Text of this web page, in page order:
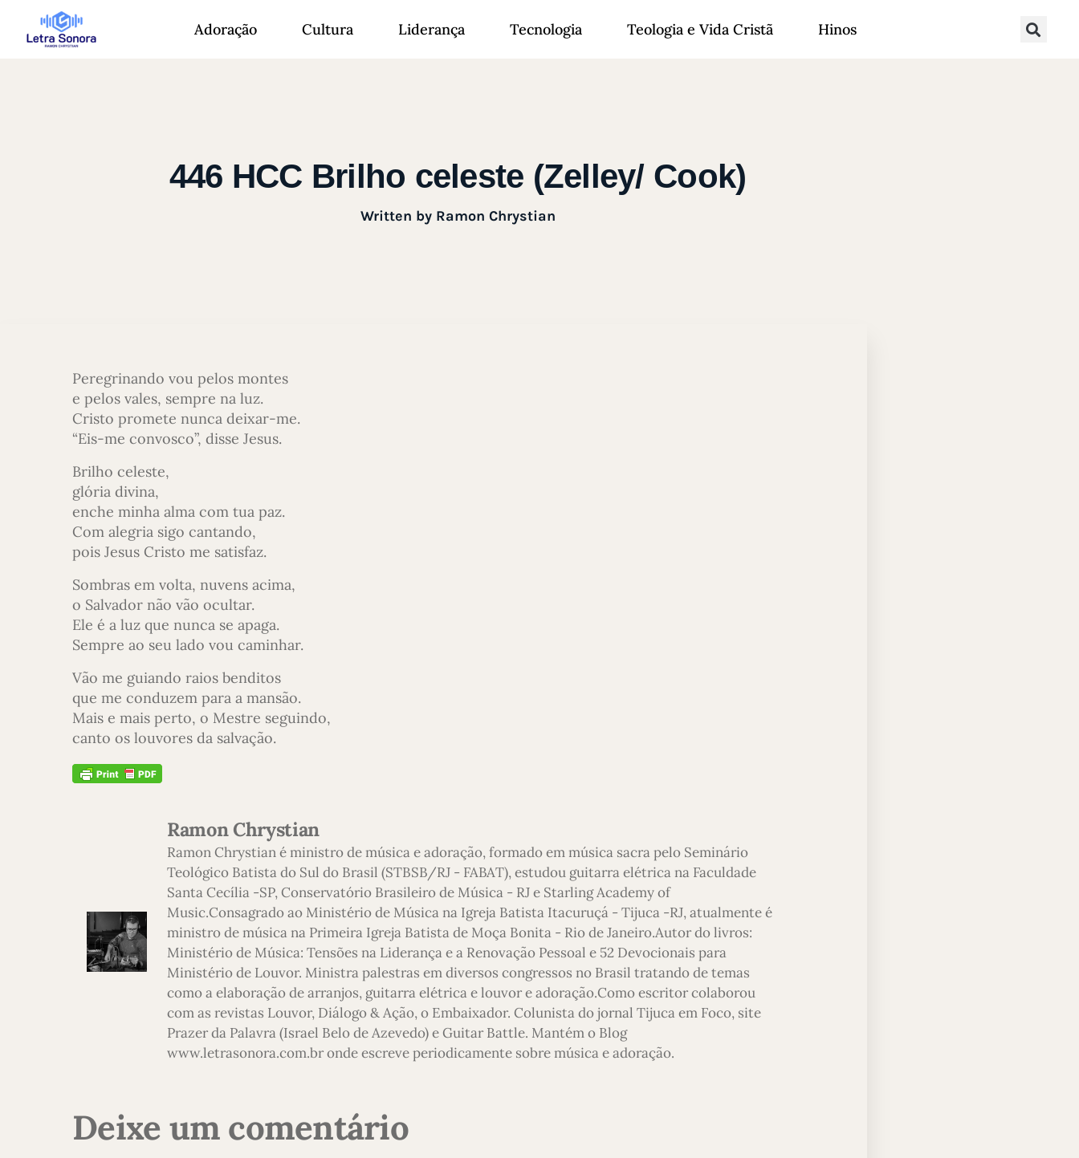
Adoração Cultura Liderança Tecnologia Teologia e Vida Cristã Hinos
446 HCC Brilho celeste (Zelley/ Cook)
Written byRamon Chrystian
Peregrinando vou pelos montes
e pelos vales, sempre na luz.
Cristo promete nunca deixar-me.
“Eis-me convosco”, disse Jesus.
Brilho celeste,
glória divina,
enche minha alma com tua paz.
Com alegria sigo cantando,
pois Jesus Cristo me satisfaz.
Sombras em volta, nuvens acima,
o Salvador não vão ocultar.
Ele é a luz que nunca se apaga.
Sempre ao seu lado vou caminhar.
Vão me guiando raios benditos
que me conduzem para a mansão.
Mais e mais perto, o Mestre seguindo,
canto os louvores da salvação.
Ramon Chrystian
Ramon Chrystian é ministro de música e adoração, formado em música sacra pelo Seminário
Teológico Batista do Sul do Brasil (STBSB/RJ - FABAT), estudou guitarra elétrica na Faculdade
Santa Cecília -SP, Conservatório Brasileiro de Música - RJ e Starling Academy of
Music.Consagrado ao Ministério de Música na Igreja Batista Itacuruçá - Tijuca -RJ, atualmente é
ministro de música na Primeira Igreja Batista de Moça Bonita - Rio de Janeiro.Autor do livros:
Ministério de Música: Tensões na Liderança e a Renovação Pessoal e 52 Devocionais para
Ministério de Louvor. Ministra palestras em diversos congressos no Brasil tratando de temas
como a elaboração de arranjos, guitarra elétrica e louvor e adoração.Como escritor colaborou
com as revistas Louvor, Diálogo & Ação, o Embaixador. Colunista do jornal Tijuca em Foco, site
Prazer da Palavra (Israel Belo de Azevedo) e Guitar Battle. Mantém o Blog
www.letrasonora.com.br onde escreve periodicamente sobre música e adoração.
Deixe um comentário